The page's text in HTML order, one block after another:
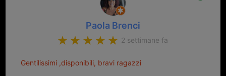
Paola Brenci
2 settimane fa
Gentilissimi ,disponibili, bravi ragazzi